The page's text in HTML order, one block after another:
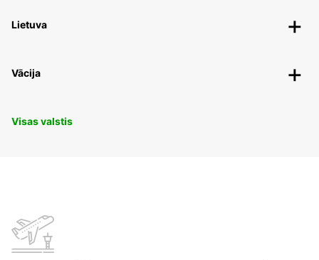
Lietuva
Vācija
Visas valstis